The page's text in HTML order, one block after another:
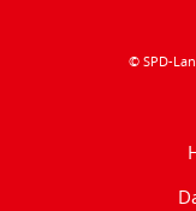
© SPD-